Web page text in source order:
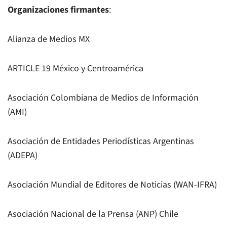
Organizaciones firmantes:
Alianza de Medios MX
ARTICLE 19 México y Centroamérica
Asociación Colombiana de Medios de Información
(AMI)
Asociación de Entidades Periodísticas Argentinas
(ADEPA)
Asociación Mundial de Editores de Noticias (WAN-IFRA)
Asociación Nacional de la Prensa (ANP) Chile